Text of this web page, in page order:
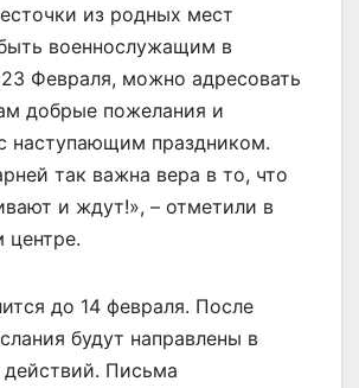
из родных мест
военнослужащим в
Февраля, можно адресовать
добрые пожелания и
наступающим праздником.
так важна вера в то, что
и ждут!», – отметили в
до 14 февраля. После
будут направлены в
Письма